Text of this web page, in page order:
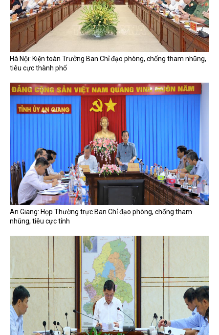
Hà Nội: Kiện toàn Trưởng Ban Chỉ đạo phòng, chống tham nhũng,
tiêu cực thành phố
An Giang: Họp Thường trực Ban Chỉ đạo phòng, chống tham
nhũng, tiêu cực tỉnh